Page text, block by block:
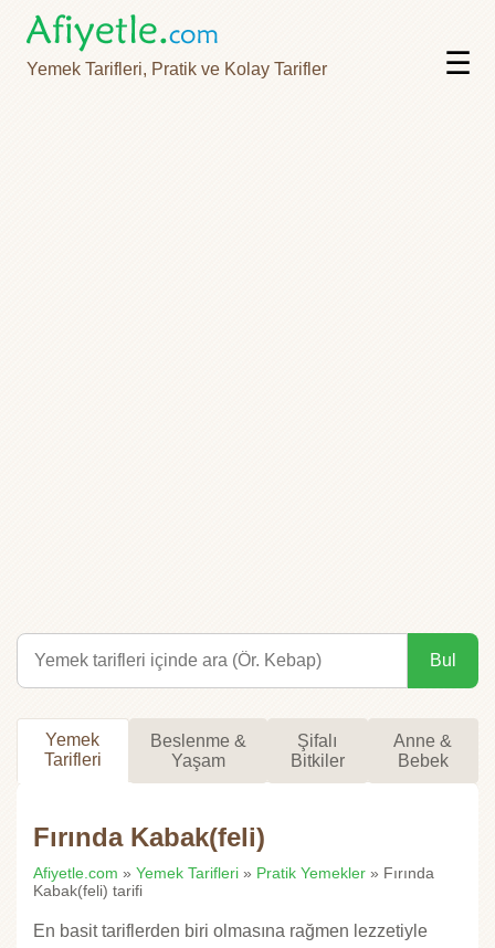
Yemek Tarifleri, Pratik ve Kolay Tarifler ☰
Bul
Yemek
Tarifleri
Beslenme &
Yaşam
Şifalı
Bitkiler
Anne &
Bebek
Fırında Kabak(feli)
Afiyetle.com » Yemek Tarifleri » Pratik Yemekler » Fırında
Kabak(feli) tarifi
En basit tariflerden biri olmasına rağmen lezzetiyle